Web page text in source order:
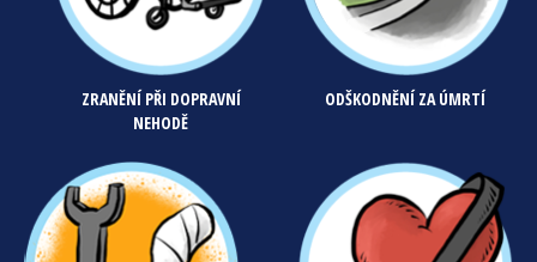
ZRANĚNÍ PŘI DOPRAVNÍ
NEHODĚ
ODŠKODNĚNÍ ZA ÚMRTÍ